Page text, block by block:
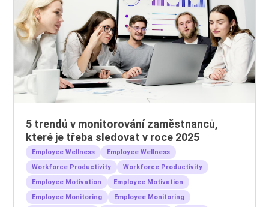
5 trendů v monitorování zaměstnanců,
které je třeba sledovat v roce 2025
Employee Wellness
Employee Wellness
Workforce Productivity
Workforce Productivity
Employee Motivation
Employee Motivation
Employee Monitoring
Employee Monitoring